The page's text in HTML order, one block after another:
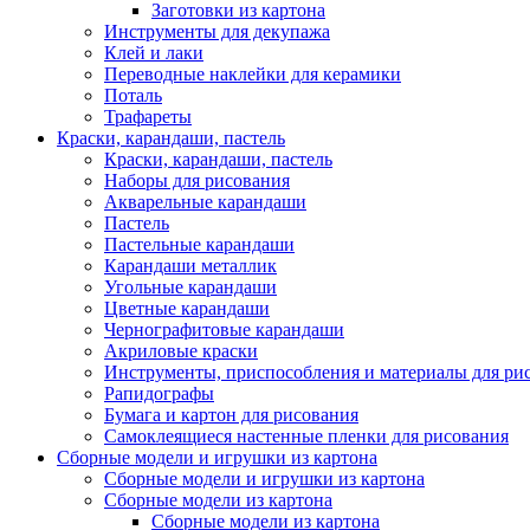
Заготовки из картона
Инструменты для декупажа
Клей и лаки
Переводные наклейки для керамики
Поталь
Трафареты
Краски, карандаши, пастель
Краски, карандаши, пастель
Наборы для рисования
Акварельные карандаши
Пастель
Пастельные карандаши
Карандаши металлик
Угольные карандаши
Цветные карандаши
Чернографитовые карандаши
Акриловые краски
Инструменты, приспособления и материалы для
Рапидографы
Бумага и картон для рисования
Самоклеящиеся настенные пленки для рисования
Сборные модели и игрушки из картона
Сборные модели и игрушки из картона
Сборные модели из картона
Сборные модели из картона